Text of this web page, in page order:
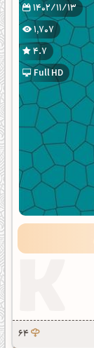
1402/11/13
1,707
4.7
Full HD
64